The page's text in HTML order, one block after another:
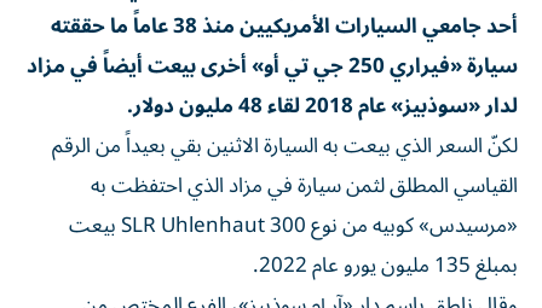
أحد جامعي السيارات الأمريكيين منذ 38 عاماً ما حققته
سيارة «فيراري 250 جي تي أو» أخرى بيعت أيضاً في مزاد
لدار «سوذبيز» عام 2018 لقاء 48 مليون دولار.
لكنّ السعر الذي بيعت به السيارة الاثنين بقي بعيداً من الرقم
القياسي المطلق لثمن سيارة في مزاد الذي احتفظت به
«مرسيدس» كوبيه من نوع 300 SLR Uhlenhaut بيعت
بمبلغ 135 مليون يورو عام 2022.